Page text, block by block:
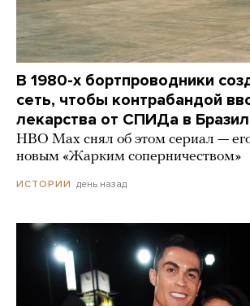
В 1980-х бортпроводники
сеть, чтобы контрабандой
лекарства от СПИДа в
HBO Max снял об этом сериал —
новым «Жарким соперничеством»
ИСТОРИИ день назад